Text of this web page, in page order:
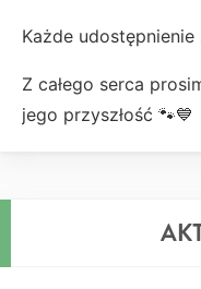
Każde
Z całego serca
jego przyszłość 🐾💙